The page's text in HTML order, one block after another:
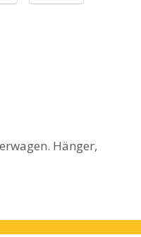
Hänger,